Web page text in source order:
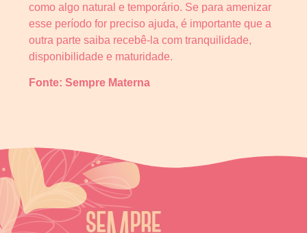
como algo natural e temporário. Se para amenizar
esse período for preciso ajuda, é importante que a
outra parte saiba recebê-la com tranquilidade,
disponibilidade e maturidade.
Fonte: Sempre Materna